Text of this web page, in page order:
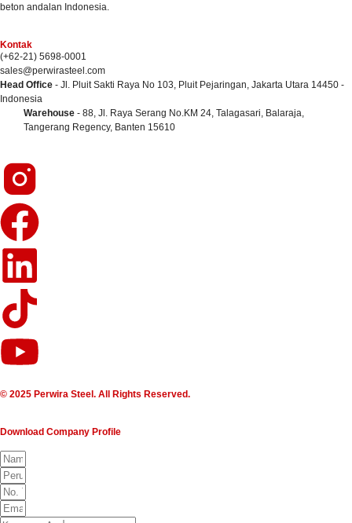
beton andalan Indonesia.
Kontak
(+62-21) 5698-0001
sales@perwirasteel.com
Head Office - Jl. Pluit Sakti Raya No 103, Pluit Pejaringan, Jakarta Utara 14450 -
Indonesia
Warehouse - 88, Jl. Raya Serang No.KM 24, Talagasari, Balaraja,
Tangerang Regency, Banten 15610
© 2025 Perwira Steel. All Rights Reserved.
Download Company Profile